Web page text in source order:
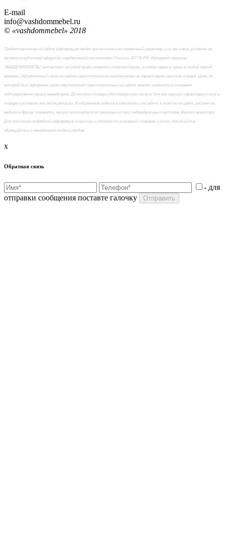
E-mail
info@vashdommebel.ru
© «vashdommebel» 2018
Предоставленная на сайте информация несёт исключительно справочный характер, и ни при каких условиях не
является публичной офертой, определяемой положениями Статьи 437 ГК РФ. Интернет-магазин
"ВАШДОММЕБЕЛЬ" оставляет за собой право изменять комплектацию, условия сервиса, цены в любой период
времени. Оформленный заказ на сайте самостоятельно покупателем не гарантирует наличия товара. Цена, по
которой был оформлен заказ покупателем самостоятельно на сайте, может измениться в момент
подтверждения заказа менеджером. До оплаты товара удостоверьтесь во всех для вас важных характеристиках в
товаре и условиях его эксплуатации. Изображения изделий в каталоге и на сайте, в том числе цвет, рисунок на
мебели и другие элементы, могут отличаться от реальных в силу индивидуальных настроек Вашего монитора.
Для получения подробной информации о наличии и стоимости указанных товаров и услуг, пожалуйста,
обращайтесь к менеджерам отдела продаж
x
Обратная связь
- для
отправки сообщения поставте галочку